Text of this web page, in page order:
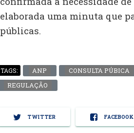
elaborada uma minuta que
públicas.
TAGS: ANP CONSULTA PÚBICA
REGULAÇÃO
TWITTER FACEBOOK